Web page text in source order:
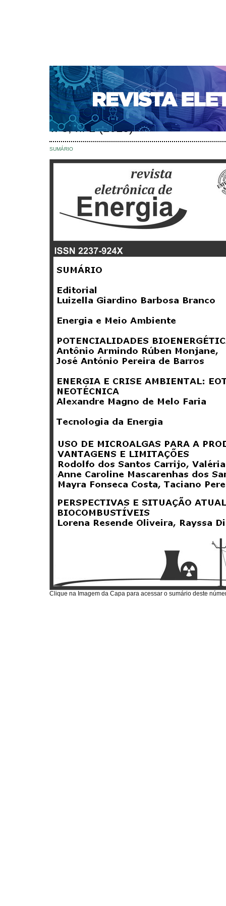
CAPA SOBRE ACESSO CADASTRO
NOTÍCIAS
SUBMISSÕES
PORTAL DE REVISTAS
AUTORES
TUTORIAL PARA AVALIADORES
Capa> Edições anteriores> v. 5, n. 1 (2015)
v. 5, n. 1 (2015)
SUMÁRIO
Clique na Imagem da Capa para acessar o sumário deste